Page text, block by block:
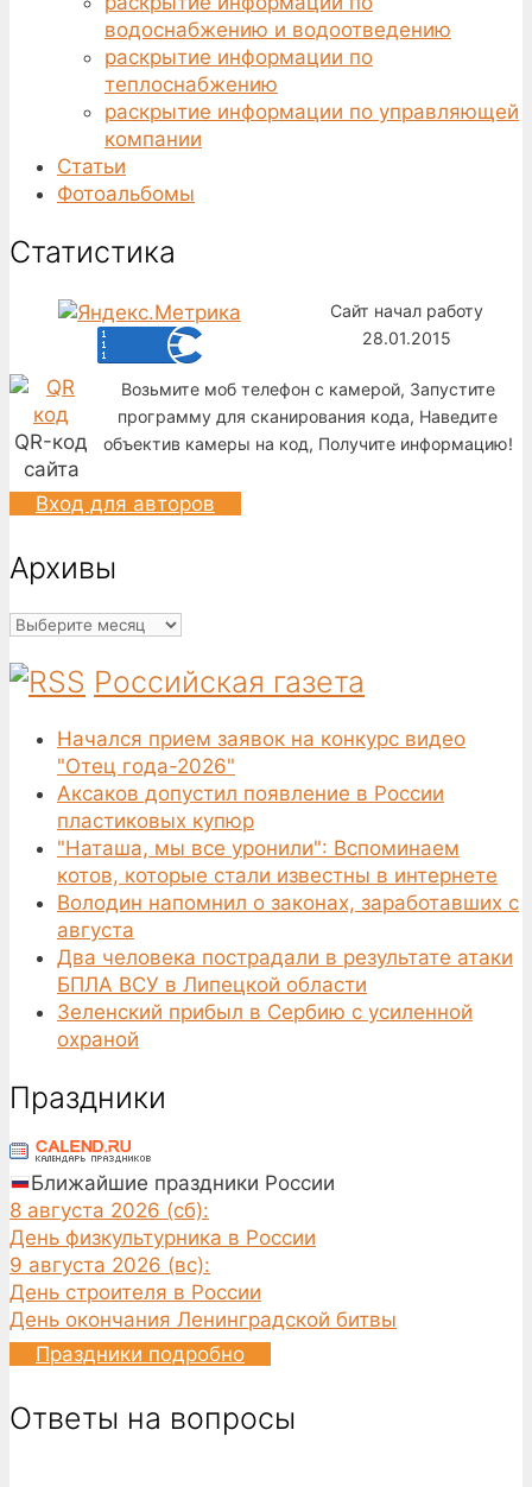
водоснабжению и водоотведению
раскрытие информации по
теплоснабжению
раскрытие информации по управляющей
компании
Статьи
Фотоальбомы
Статистика
Сайт начал работу
28.01.2015
QR-код
сайта
Возьмите моб телефон с камерой, Запустите
программу для сканирования кода, Наведите
объектив камеры на код, Получите информацию!
Вход для авторов
Архивы
Архивы
Российская газета
Начался прием заявок на конкурс видео
"Отец года-2026"
Аксаков допустил появление в России
пластиковых купюр
"Наташа, мы все уронили": Вспоминаем
котов, которые стали известны в интернете
Володин напомнил о законах, заработавших с
августа
Два человека пострадали в результате атаки
БПЛА ВСУ в Липецкой области
Зеленский прибыл в Сербию с усиленной
охраной
Праздники
Ближайшие праздники России
8 августа 2026 (сб):
День физкультурника в России
9 августа 2026 (вс):
День строителя в России
День окончания Ленинградской битвы
Праздники подробно
Ответы на вопросы